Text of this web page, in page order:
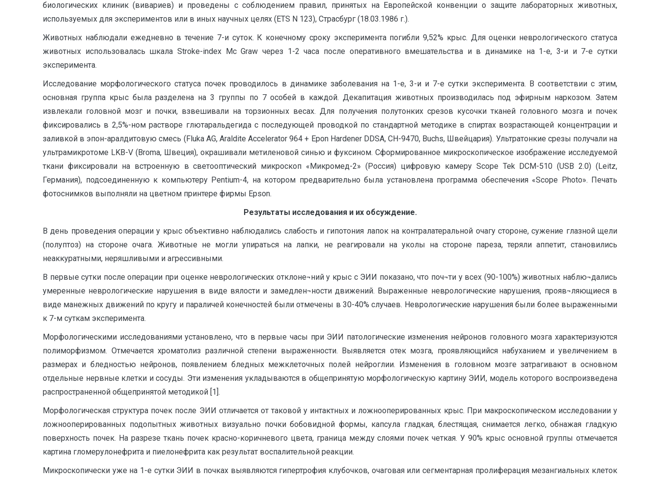
биологических клиник (вивариев) и проведены с соблюдением правил, принятых на Европейской конвенции о защите лабораторных животных,
используемых для экспериментов или в иных научных целях (ETS N 123), Страсбург (18.03.1986 г.).
Животных наблюдали ежедневно в течение 7-и суток. К конечному сроку эксперимента погибли 9,52% крыс. Для оценки неврологического статуса
животных использовалась шкала Stroke-index Mс Graw через 1-2 часа после оперативного вмешательства и в динамике на 1-е, 3-и и 7-е сутки
эксперимента.
Исследование морфологического статуса почек проводилось в динамике заболевания на 1-е, 3-и и 7-е сутки эксперимента. В соответствии с этим,
основная группа крыс была разделена на 3 группы по 7 особей в каждой. Декапитация животных производилась под эфирным наркозом. Затем
извлекали головной мозг и почки, взвешивали на торзионных весах. Для получения полутонких срезов кусочки тканей головного мозга и почек
фиксировались в 2,5%-ном растворе глютаральдегида с последующей проводкой по стандартной методике в спиртах возрастающей концентрации и
заливкой в эпон-аралдитовую смесь (Fluka AG, Araldite Accelerator 964 + Epon Hardener DDSA, CH-9470, Buchs, Швейцария). Ультратонкие срезы получали на
ультрамикротоме LKB-V (Broma, Швеция), окрашивали метиленовой синью и фуксином. Сформированное микроскопическое изображение исследуемой
ткани фиксировали на встроенную в светооптический микроскоп «Микромед-2» (Россия) цифровую камеру Scope Tek DCM-510 (USB 2.0) (Leitz,
Германия), подсоединенную к компьютеру Pentium-4, на котором предварительно была установлена программа обеспечения «Scope Photo». Печать
фотоснимков выполняли на цветном принтере фирмы Epson.
Результаты исследования и их обсуждение.
В день проведения операции у крыс объективно наблюдались слабость и гипотония лапок на контралатеральной очагу стороне, сужение глазной щели
(полуптоз) на стороне очага. Животные не могли упираться на лапки, не реагировали на уколы на стороне пареза, теряли аппетит, становились
неаккуратными, неряшливыми и агрессивными.
В первые сутки после операции при оценке неврологических отклоне¬ний у крыс с ЭИИ показано, что поч¬ти у всех (90-100%) животных наблю¬дались
умеренные неврологические нарушения в виде вялости и замедлен¬ности движений. Выраженные неврологические нарушения, прояв¬ляющиеся в
виде манежных движений по кругу и параличей конечностей были отмечены в 30-40% случаев. Неврологические нарушения были более выраженными
к 7-м суткам эксперимента.
Морфологическими исследованиями установлено, что в первые часы при ЭИИ патологические изменения нейронов головного мозга характеризуются
полиморфизмом. Отмечается хроматолиз различной степени выраженности. Выявляется отек мозга, проявляющийся набуханием и увеличением в
размерах и бледностью нейронов, появлением бледных межклеточных полей нейроглии. Изменения в головном мозге затрагивают в основном
отдельные нервные клетки и сосуды. Эти изменения укладываются в общепринятую морфологическую картину ЭИИ, модель которого воспроизведена
распространенной общепринятой методикой [1].
Морфологическая структура почек после ЭИИ отличается от таковой у интактных и ложнооперированных крыс. При макроскопическом исследовании у
ложнооперированных подопытных животных визуально почки бобовидной формы, капсула гладкая, блестящая, снимается легко, обнажая гладкую
поверхность почек. На разрезе ткань почек красно-коричневого цвета, граница между слоями почек четкая. У 90% крыс основной группы отмечается
картина гломерулонефрита и пиелонефрита как результат воспалительной реакции.
Микроскопически уже на 1-е сутки ЭИИ в почках выявляются гипертрофия клубочков, очаговая или сегментарная пролиферация мезангиальных клеток